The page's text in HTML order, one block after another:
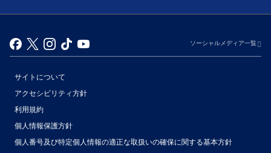
ソーシャルメディア一覧
サイトについて
アクセシビリティ方針
利用規約
個人情報保護方針
個人番号及び特定個人情報の適正な取扱いの確保に関する基本方針